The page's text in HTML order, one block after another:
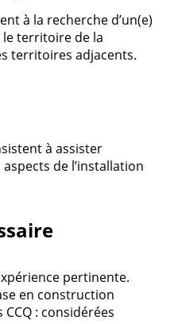
à la recherche d’un(e)
territoire de la
territoires adjacents.
à assister
de l’installation
pertinente.
en construction
: considérées